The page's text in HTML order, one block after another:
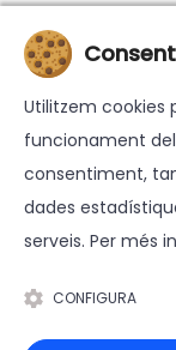
© 2026
Avís legal
Utilitzem cookies
funcionament del
consentiment,
dades
serveis. Per més
CONFIGURA